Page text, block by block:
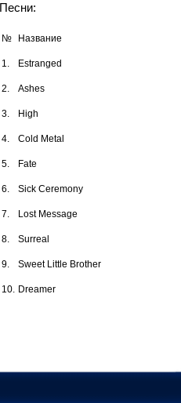
Песни:
№ Название
1.
Estranged
2. Ashes
3. High
4. Cold Metal
5. Fate
6. Sick Ceremony
7. Lost Message
8. Surreal
9. Sweet Little Brother
10. Dreamer